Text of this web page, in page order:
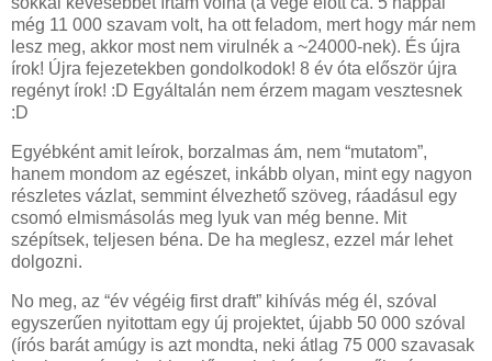
még 11 000 szavam volt, ha ott feladom, mert hogy már nem
lesz meg, akkor most nem virulnék a ~24000-nek). És újra
írok! Újra fejezetekben gondolkodok! 8 év óta először újra
regényt írok! :D Egyáltalán nem érzem magam vesztesnek
:D
Egyébként amit leírok, borzalmas ám, nem “mutatom”,
hanem mondom az egészet, inkább olyan, mint egy nagyon
részletes vázlat, semmint élvezhető szöveg, ráadásul egy
csomó elmismásolás meg lyuk van még benne. Mit
szépítsek, teljesen béna. De ha meglesz, ezzel már lehet
dolgozni.
No meg, az “év végéig first draft” kihívás még él, szóval
egyszerűen nyitottam egy új projektet, újabb 50 000 szóval
(írós barát amúgy is azt mondta, neki átlag 75 000 szavasak